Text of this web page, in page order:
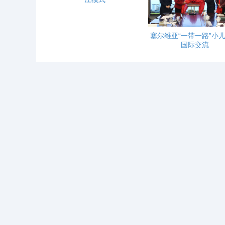
塞尔维亚“一带一路”小
国际交流